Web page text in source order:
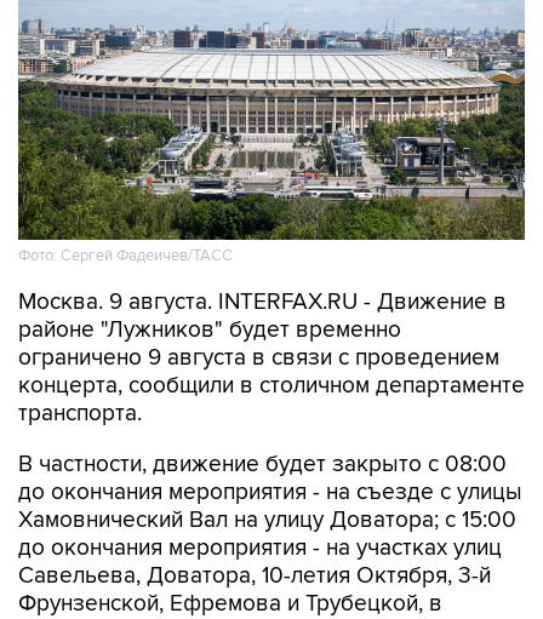
Фото: Сергей Фадеичев/ТАСС
Москва. 9 августа. INTERFAX.RU - Движение в
районе "Лужников" будет временно
ограничено 9 августа в связи с проведением
концерта, сообщили в столичном департаменте
транспорта.
В частности, движение будет закрыто с 08:00
до окончания мероприятия - на съезде с улицы
Хамовнический Вал на улицу Доватора; с 15:00
до окончания мероприятия - на участках улиц
Савельева, Доватора, 10-летия Октября, 3-й
Фрунзенской, Ефремова и Трубецкой, в